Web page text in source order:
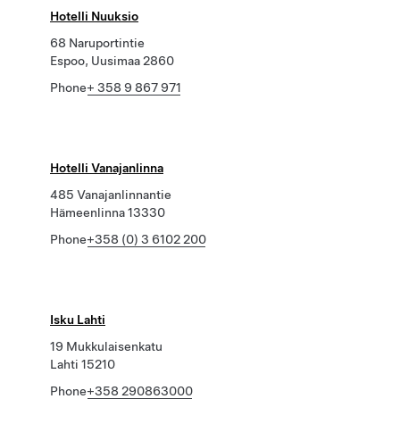
Hotelli Nuuksio
68 Naruportintie
Espoo, Uusimaa 2860
Phone+ 358 9 867 971
Hotelli Vanajanlinna
485 Vanajanlinnantie
Hämeenlinna 13330
Phone+358 (0) 3 6102 200
Isku Lahti
19 Mukkulaisenkatu
Lahti 15210
Phone+358 290863000